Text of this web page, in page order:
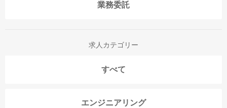
業務委託
求人カテゴリー
すべて
エンジニアリング